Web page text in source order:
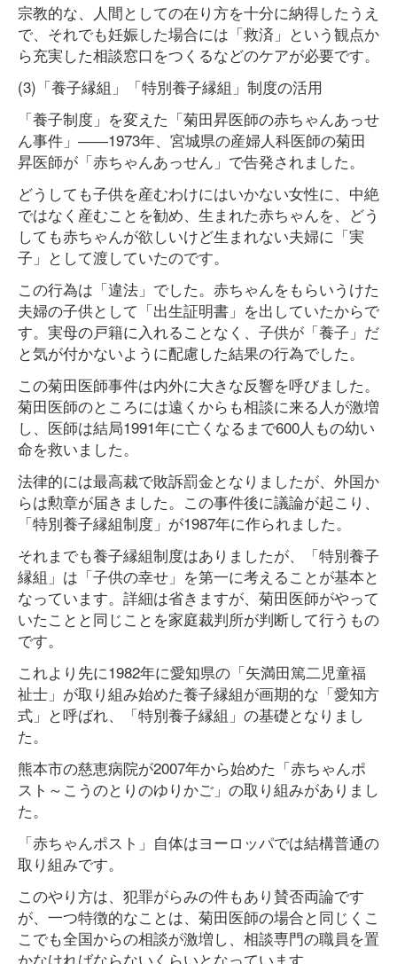
宗教的な、人間としての在り方を十分に納得したうえ
で、それでも妊娠した場合には「救済」という観点か
ら充実した相談窓口をつくるなどのケアが必要です。
(3)「養子縁組」「特別養子縁組」制度の活用
「養子制度」を変えた「菊田昇医師の赤ちゃんあっせ
ん事件」――1973年、宮城県の産婦人科医師の菊田
昇医師が「赤ちゃんあっせん」で告発されました。
どうしても子供を産むわけにはいかない女性に、中絶
ではなく産むことを勧め、生まれた赤ちゃんを、どう
しても赤ちゃんが欲しいけど生まれない夫婦に「実
子」として渡していたのです。
この行為は「違法」でした。赤ちゃんをもらいうけた
夫婦の子供として「出生証明書」を出していたからで
す。実母の戸籍に入れることなく、子供が「養子」だ
と気が付かないように配慮した結果の行為でした。
この菊田医師事件は内外に大きな反響を呼びました。
菊田医師のところには遠くからも相談に来る人が激増
し、医師は結局1991年に亡くなるまで600人もの幼い
命を救いました。
法律的には最高裁で敗訴罰金となりましたが、外国か
らは勲章が届きました。この事件後に議論が起こり、
「特別養子縁組制度」が1987年に作られました。
それまでも養子縁組制度はありましたが、「特別養子
縁組」は「子供の幸せ」を第一に考えることが基本と
なっています。詳細は省きますが、菊田医師がやって
いたことと同じことを家庭裁判所が判断して行うもの
です。
これより先に1982年に愛知県の「矢満田篤二児童福
祉士」が取り組み始めた養子縁組が画期的な「愛知方
式」と呼ばれ、「特別養子縁組」の基礎となりまし
た。
熊本市の慈恵病院が2007年から始めた「赤ちゃんポ
スト～こうのとりのゆりかご」の取り組みがありまし
た。
「赤ちゃんポスト」自体はヨーロッパでは結構普通の
取り組みです。
このやり方は、犯罪がらみの件もあり賛否両論です
が、一つ特徴的なことは、菊田医師の場合と同じくこ
こでも全国からの相談が激増し、相談専門の職員を置
かなければならないくらいとなっています。